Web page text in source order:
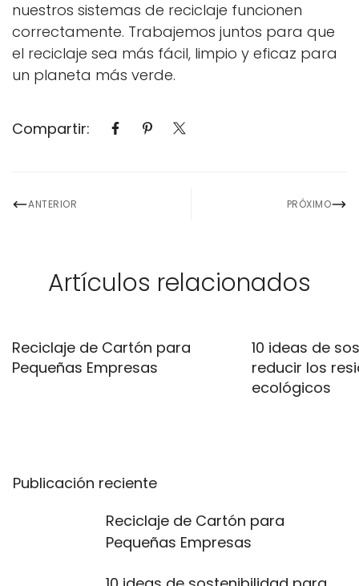
nuestros sistemas de reciclaje funcionen
correctamente. Trabajemos juntos para que
el reciclaje sea más fácil, limpio y eficaz para
un planeta más verde.
Compartir:
ANTERIOR PRÓXIMO
Artículos relacionados
Reciclaje de Cartón para
Pequeñas Empresas
10 ideas de
reducir los
ecológicos
Publicación reciente
Reciclaje de Cartón para
Pequeñas Empresas